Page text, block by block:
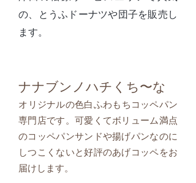
の、とうふドーナツや団子を販売し
ます。
ナナブンノハチくち〜な
オリジナルの色白ふわもちコッペパン
専門店です。可愛くてボリューム満点
のコッペパンサンドや揚げパンなのに
しつこくないと好評のあげコッペをお
届けします。